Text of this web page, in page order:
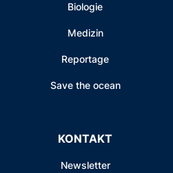
Biologie
Medizin
Reportage
Save the ocean
KONTAKT
Newsletter